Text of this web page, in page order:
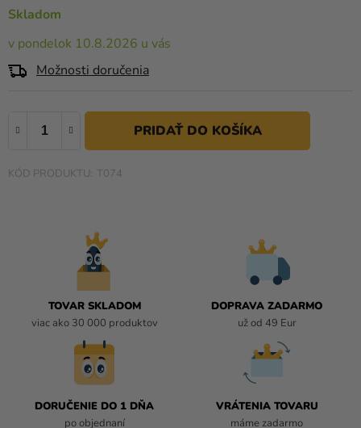
a merch
Sviatky
Kreatívne
Personalizované
produkty
Témy
Blog
Kontakt
0,0
5
hviezdičiek.
Skladom
v pondelok 10.8.2026 u vás
Možnosti doručenia
T074
TOVAR SKLADOM
viac ako 30 000 produktov
DOPRAVA ZADARMO
už od 49 Eur
DORUČENIE DO 1 DŇA
po objednaní
VRÁTENIA TOVARU
máme zadarmo